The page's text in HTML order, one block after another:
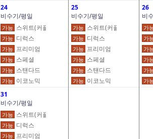
24
비수기/평일
가능 스위트(커플)
가능 디럭스
가능 프리미엄
가능 스페셜
가능 스탠다드
가능 이코노믹
25
비수기/평일
가능 스위트(커플)
가능 디럭스
가능 프리미엄
가능 스페셜
가능 스탠다드
가능 이코노믹
26
비
가
가
가
가
가
가
31
비수기/평일
가능 스위트(커플)
가능 디럭스
가능 프리미엄